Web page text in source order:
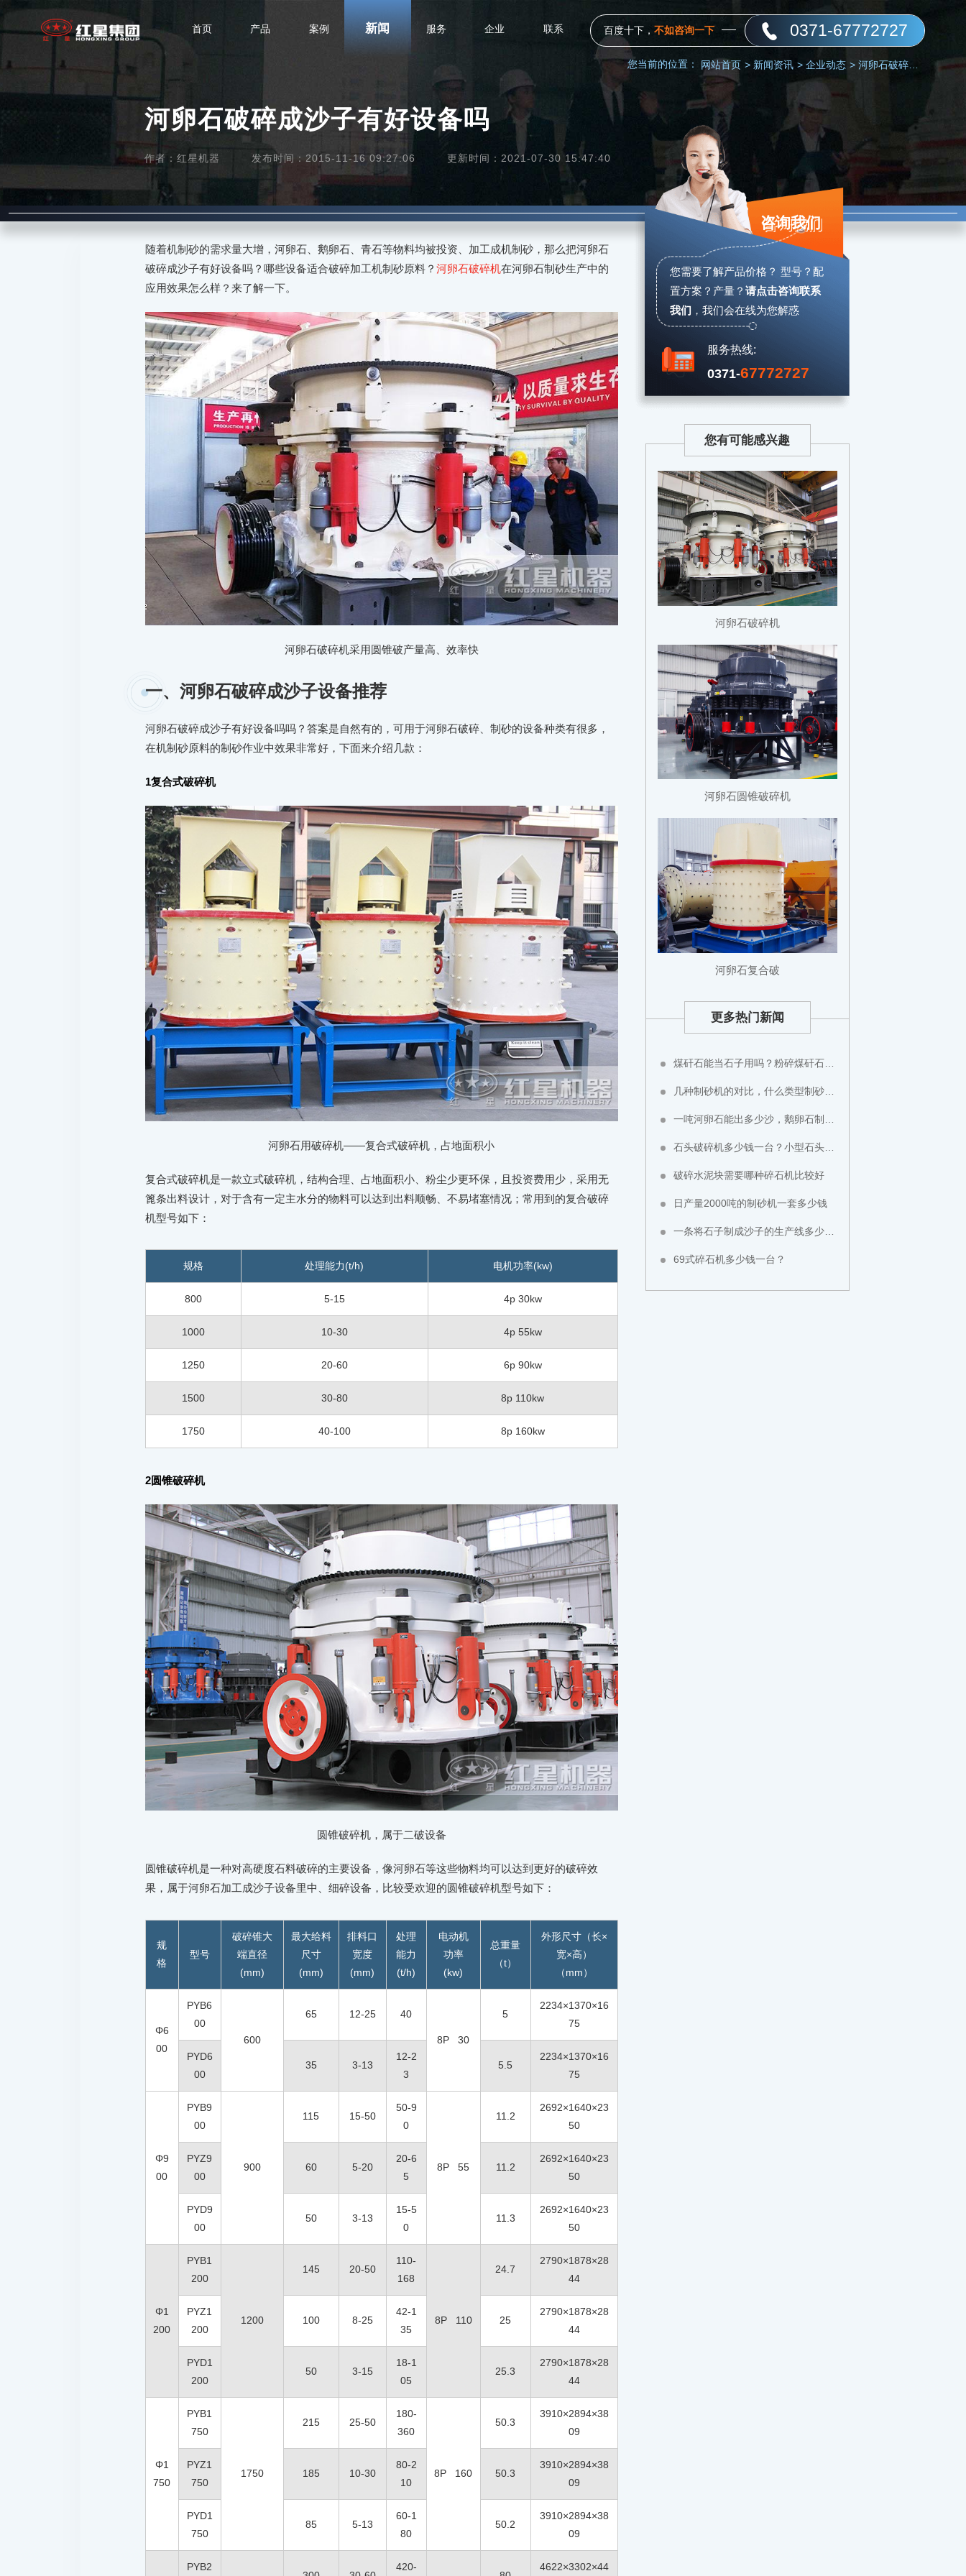
首页 产品 案例 新闻 服务 企业 联系 百度十下， 不如咨询一下 0371-67772727
您当前的位置： 网站首页 > 新闻资讯 > 企业动态 > 河卵石破碎成沙子有好设备吗
河卵石破碎成沙子有好设备吗
作者：红星机器 发布时间：2015-11-16 09:27:06 更新时间：2021-07-30 15:47:40
随着机制砂的需求量大增，河卵石、鹅卵石、青石等物料均被投资、加工成机制砂，那么把河卵石
破碎成沙子有好设备吗？哪些设备适合破碎加工机制砂原料？ 河卵石破碎机在河卵石制砂生产中的
应用效果怎么样？来了解一下。
河卵石破碎机采用圆锥破产量高、效率快
一、河卵石破碎成沙子设备推荐
河卵石破碎成沙子有好设备吗吗？答案是自然有的，可用于河卵石破碎、制砂的设备种类有很多，
在机制砂原料的制砂作业中效果非常好，下面来介绍几款：
1复合式破碎机
河卵石用破碎机——复合式破碎机，占地面积小
复合式破碎机是一款立式破碎机，结构合理、占地面积小、粉尘少更环保，且投资费用少，采用无
篦条出料设计，对于含有一定主水分的物料可以达到出料顺畅、不易堵塞情况；常用到的复合破碎
机型号如下：
规格 处理能力(t/h) 电机功率(kw)
800 5-15 4p 30kw
1000 10-30 4p 55kw
1250 20-60 6p 90kw
1500 30-80 8p 110kw
1750 40-100 8p 160kw
2圆锥破碎机
圆锥破碎机，属于二破设备
圆锥破碎机是一种对高硬度石料破碎的主要设备，像河卵石等这些物料均可以达到更好的破碎效
果，属于河卵石加工成沙子设备里中、细碎设备，比较受欢迎的圆锥破碎机型号如下：
规
格
型号
破碎锥大
端直径
(mm)
最大给料
尺寸
(mm)
排料口
宽度
(mm)
处理
能力
(t/h)
电动机
功率
(kw)
总重量
（t）
外形尺寸（长×
宽×高）
（mm）
Φ6
00
PYB6
00
600
65 12-25 40
8P 30
5
2234×1370×16
75
PYD6
00
35 3-13
12-2
3
5.5
2234×1370×16
75
Φ9
00
PYB9
00
900
115 15-50
50-9
0
8P 55
11.2
2692×1640×23
50
PYZ9
00
60 5-20
20-6
5
11.2
2692×1640×23
50
PYD9
00
50 3-13
15-5
0
11.3
2692×1640×23
50
Φ1
200
PYB1
200
1200
145 20-50
110-
168
8P 110
24.7
2790×1878×28
44
PYZ1
200
100 8-25
42-1
35
25
2790×1878×28
44
PYD1
200
50 3-15
18-1
05
25.3
2790×1878×28
44
Φ1
750
PYB1
750
1750
215 25-50
180-
360
8P 160
50.3
3910×2894×38
09
PYZ1
750
185 10-30
80-2
10
50.3
3910×2894×38
09
PYD1
750
85 5-13
60-1
80
50.2
3910×2894×38
09
PYB2 420- 4622×3302×44
咨询我们
您需要了解产品价格？ 型号？配
置方案？产量？ 请点击咨询联系
我们 ， 我们会在线为您解惑
服务热线:
0371-67772727
您有可能感兴趣
河卵石破碎机
河卵石圆锥破碎机
河卵石复合破
更多热门新闻
煤矸石能当石子用吗？粉碎煤矸石用什么设备？
几种制砂机的对比，什么类型制砂机好？
一吨河卵石能出多少沙，鹅卵石制成沙子成本高不高？
石头破碎机多少钱一台？小型石头粉碎机价格
破碎水泥块需要哪种碎石机比较好
日产量2000吨的制砂机一套多少钱
一条将石子制成沙子的生产线多少钱？
69式碎石机多少钱一台？